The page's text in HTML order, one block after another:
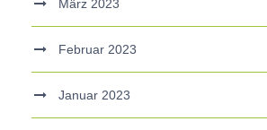
März 2023
Februar 2023
Januar 2023